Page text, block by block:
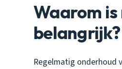
Waarom
belangrijk?
Regelmatig onderhoud